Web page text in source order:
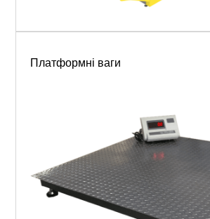
Платформні ваги